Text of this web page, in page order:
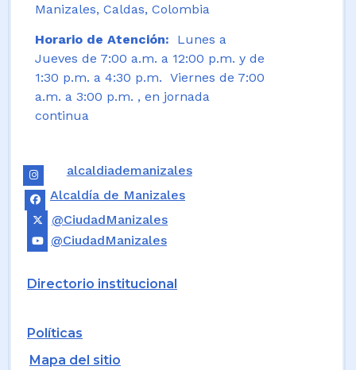
Manizales, Caldas, Colombia
Horario de Atención: Lunes a
Jueves de 7:00 a.m. a 12:00 p.m. y de
1:30 p.m. a 4:30 p.m. Viernes de 7:00
a.m. a 3:00 p.m. , en jornada
continua
alcaldiademanizales
Alcaldía de Manizales
@CiudadManizales
@CiudadManizales
Directorio institucional
Políticas
Mapa del sitio